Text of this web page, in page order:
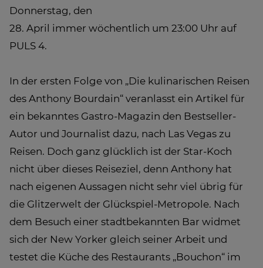
Donnerstag, den
28. April immer wöchentlich um 23:00 Uhr auf
PULS 4.
In der ersten Folge von „Die kulinarischen Reisen
des Anthony Bourdain“ veranlasst ein Artikel für
ein bekanntes Gastro-Magazin den Bestseller-
Autor und Journalist dazu, nach Las Vegas zu
Reisen. Doch ganz glücklich ist der Star-Koch
nicht über dieses Reiseziel, denn Anthony hat
nach eigenen Aussagen nicht sehr viel übrig für
die Glitzerwelt der Glückspiel-Metropole. Nach
dem Besuch einer stadtbekannten Bar widmet
sich der New Yorker gleich seiner Arbeit und
testet die Küche des Restaurants „Bouchon“ im